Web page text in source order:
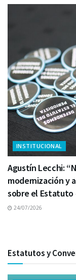
INSTITUCIONAL
Agustín Lecchi:
modernización y
sobre el Estatuto
24/07/2026
Estatutos y